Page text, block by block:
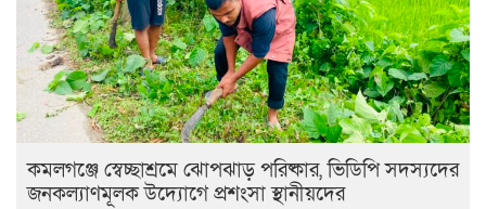
কমলগঞ্জে স্বেচ্ছাশ্রমে ঝোপঝাড় পরিষ্কার, ভিডিপি সদস্যদের
জনকল্যাণমূলক উদ্যোগে প্রশংসা স্থানীয়দের